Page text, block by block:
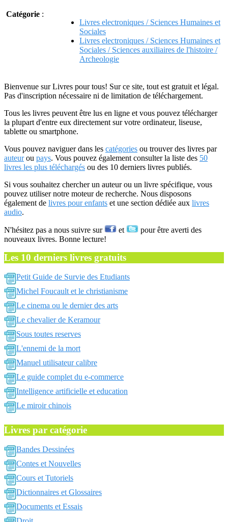
Catégorie :
Livres electroniques / Sciences Humaines et
Sociales
Livres electroniques / Sciences Humaines et
Sociales / Sciences auxiliaires de l'histoire /
Archeologie
Bienvenue sur Livres pour tous! Sur ce site, tout est gratuit et légal.
Pas d'inscription nécessaire ni de limitation de téléchargement.
Tous les livres peuvent être lus en ligne et vous pouvez télécharger
la plupart d'entre eux directement sur votre ordinateur, liseuse,
tablette ou smartphone.
Vous pouvez naviguer dans les catégories ou trouver des livres par
auteurou pays. Vous pouvez également consulter la liste des 50
livres les plus téléchargés ou des 10 derniers livres publiés.
Si vous souhaitez chercher un auteur ou un livre spécifique, vous
pouvez utiliser notre moteur de recherche. Nous disposons
également de livres pour enfants et une section dédiée aux livres
audio.
N'hésitez pas a nous suivre sur et
pour être averti des
nouveaux livres. Bonne lecture!
Les 10 derniers livres gratuits
Petit Guide de Survie des Etudiants
Michel Foucault et le christianisme
Le cinema ou le dernier des arts
Le chevalier de Keramour
Sous toutes reserves
L'ennemi de la mort
Manuel utilisateur calibre
Le guide complet du e-commerce
Intelligence artificielle et education
Le miroir chinois
Livres par catégorie
Bandes Dessinées
Contes et Nouvelles
Cours et Tutoriels
Dictionnaires et Glossaires
Documents et Essais